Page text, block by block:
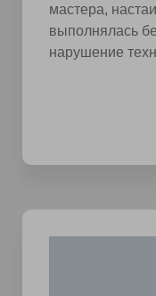
мастера,
выполнялась
нарушение